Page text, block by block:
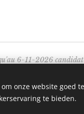
6-11-2026
BE 0876 478 439 –
onze website goed
te bieden.